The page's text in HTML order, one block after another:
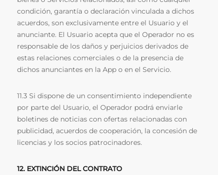
condición, garantía o declaración vinculada a dichos
acuerdos, son exclusivamente entre el Usuario y el
anunciante. El Usuario acepta que el Operador no es
responsable de los daños y perjuicios derivados de
estas relaciones comerciales o de la presencia de
dichos anunciantes en la App o en el Servicio.
11.3 Si dispone de un consentimiento independiente
por parte del Usuario, el Operador podrá enviarle
boletines de noticias con ofertas relacionadas con
publicidad, acuerdos de cooperación, la concesión de
licencias y los socios patrocinadores.
12. EXTINCIÓN DEL CONTRATO